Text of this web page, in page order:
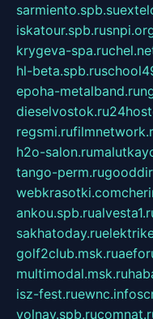
sarmiento.spb.su
iskatour.spb.ru
krygeva-spa.ru
hl-beta.spb.ru
epoha-metalband.ru
dieselvostok.ru
regsmi.ru
h2o-salon.ru
tango-perm.ru
webkrasotki.com
ankou.spb.ru
sakhatoday.ru
golf2club.msk.ru
multimodal.msk.ru
isz-fest.ruewnc.info
volnav.spb.ru